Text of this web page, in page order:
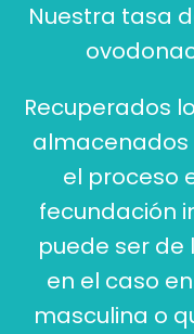
Nuestra tasa
Recuperados
almacenados
el proceso
fecundación
puede ser
en el caso
masculina o